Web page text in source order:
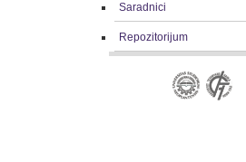
Saradnici
Repozitorijum